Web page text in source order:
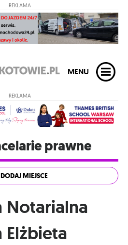
REKLAMA
MENU
REKLAMA
prawne
DODAJ MIEJSCE
Notarialna
Elżbieta